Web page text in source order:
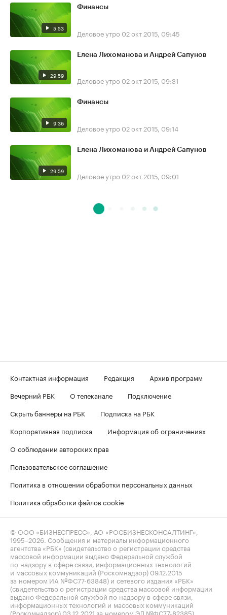
5:53
Финансы
Деловое утро 02 окт 2015, 09:45
29:59
Елена Лихоманова и Андрей Сапунов
Деловое утро 02 окт 2015, 09:31
9:36
Финансы
Деловое утро 02 окт 2015, 09:14
29:59
Елена Лихоманова и Андрей Сапунов
Деловое утро 02 окт 2015, 09:01
Контактная информация Редакция
Архив программ
Вечерний РБК
О телеканале
Подключение
Скрыть баннеры на РБК
Подписка на РБК
Корпоративная подписка
Информация об ограничениях
О соблюдении авторских прав
Пользовательское соглашение
Политика в отношении обработки персональных данных
Политика обработки файлов cookie
© ООО «БИЗНЕСПРЕСС», АО «РОСБИЗНЕСКОНСАЛТИНГ»,
1995–2026 . Сообщения и материалы информационного
агентства «РБК» (свидетельство о регистрации средства
массовой информации выдано Федеральной службой
по надзору в сфере связи, информационных технологий
и массовых коммуникаций (Роскомнадзор) 09.12.2015
за номером ИА №ФС77-63848) и сетевого издания «РБК»
(свидетельство о регистрации средства массовой информации
выдано Федеральной службой по надзору в сфере связи,
информационных технологий и массовых коммуникаций
(Роскомнадзор) 03.12.2021 за номером ЭЛ №ФС77-82385)